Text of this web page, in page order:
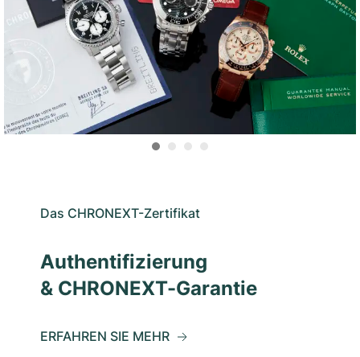
Das CHRONEXT-Zertifikat
Authentifizierung
& CHRONEXT-Garantie
ERFAHREN SIE MEHR